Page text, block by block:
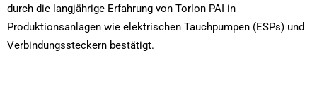
durch die langjährige Erfahrung von Torlon PAI in
Produktionsanlagen wie elektrischen Tauchpumpen (ESPs) und
Verbindungssteckern bestätigt.